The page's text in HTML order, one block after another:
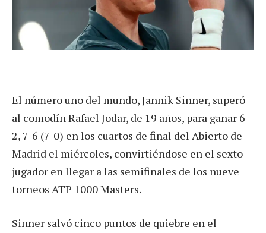
El número uno del mundo, Jannik Sinner, superó
al comodín Rafael Jodar, de 19 años, para ganar 6-
2, 7-6 (7-0) en los cuartos de final del Abierto de
Madrid el miércoles, convirtiéndose en el sexto
jugador en llegar a las semifinales de los nueve
torneos ATP 1000 Masters.
Sinner salvó cinco puntos de quiebre en el